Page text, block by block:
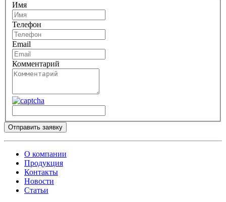
Имя
Телефон
Email
Комментарий
Отправить заявку
О компании
Продукция
Контакты
Новости
Статьи